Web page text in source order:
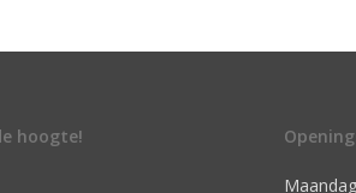
hoogte!